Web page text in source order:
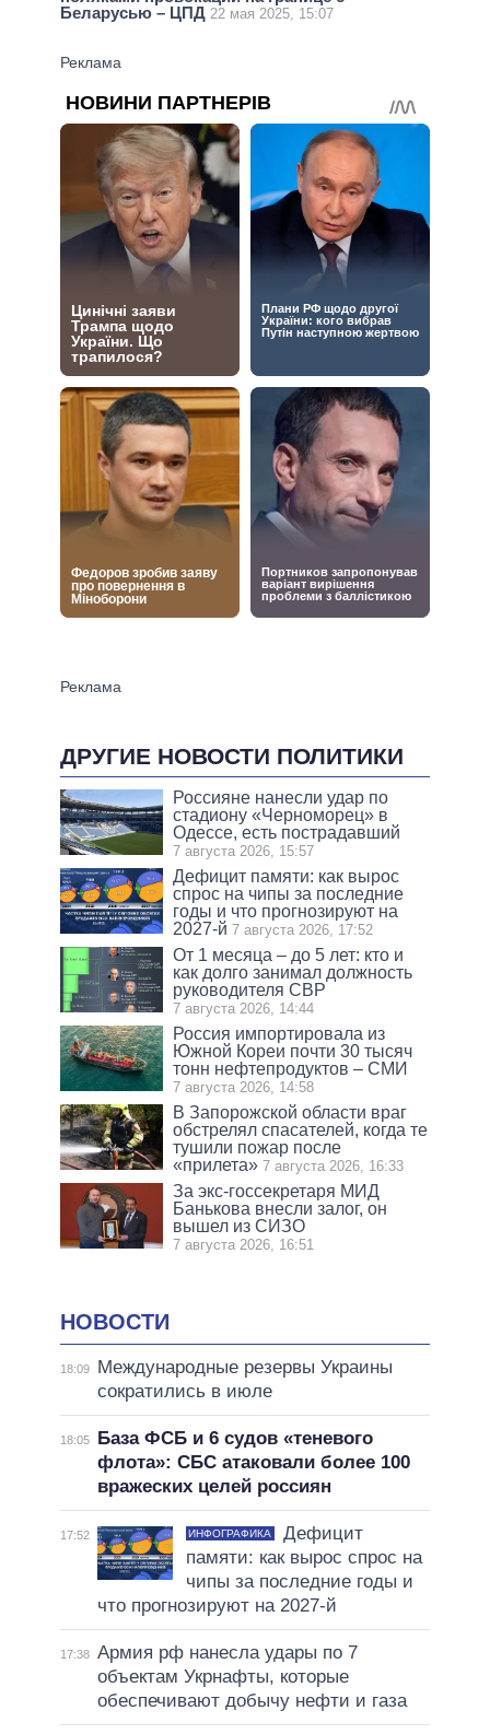
Беларусью – ЦПД 22 мая 2025, 15:07
ДРУГИЕ НОВОСТИ ПОЛИТИКИ
Россияне нанесли удар по
стадиону «Черноморец» в
Одессе, есть пострадавший
7 августа 2026, 15:57
Дефицит памяти: как вырос
спрос на чипы за последние
годы и что прогнозируют на
2027-й 7 августа 2026, 17:52
От 1 месяца – до 5 лет: кто и
как долго занимал должность
руководителя СВР
7 августа 2026, 14:44
Россия импортировала из
Южной Кореи почти 30 тысяч
тонн нефтепродуктов – СМИ
7 августа 2026, 14:58
В Запорожской области враг
обстрелял спасателей, когда те
тушили пожар после
«прилета» 7 августа 2026, 16:33
За экс-госсекретаря МИД
Банькова внесли залог, он
вышел из СИЗО
7 августа 2026, 16:51
НОВОСТИ
18:09
Международные резервы Украины
сократились в июле
18:05
База ФСБ и 6 судов «теневого
флота»: СБС атаковали более 100
вражеских целей россиян
17:52 ИНФОГРАФИКА
Дефицит
памяти: как вырос спрос на
чипы за последние годы и
что прогнозируют на 2027-й
17:38 Армия рф нанесла удары по 7
объектам Укрнафты, которые
обеспечивают добычу нефти и газа